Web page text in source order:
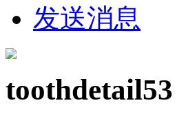
发送消息
toothdetail53